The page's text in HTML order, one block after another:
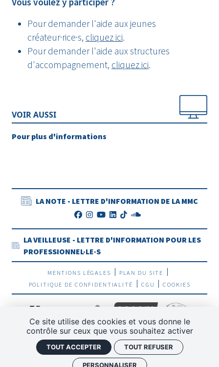
Ce site utilise des cookies et vous donne le
contrôle sur ceux que vous souhaitez activer
TOUT ACCEPTER TOUT REFUSER
PERSONNALISER
Pour demander l'aide aux jeunes
créateur·rice·s, cliquez ici.
Pour demander l'aide aux structures
d'accompagnement, cliquez ici.
VOIR AUSSI
Pour plus d'informations
LA NOTE - LETTRE D'INFORMATION DE LA MMC
LA VEILLEUSE - LETTRE D'INFORMATION POUR LES
PROFESSIONNEL·LE·S
MENTIONS LÉGALES
PLAN DU SITE
POLITIQUE DE CONFIDENTIALITÉ
CGU COOKIES